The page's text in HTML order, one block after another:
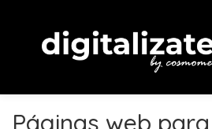
Páginas web